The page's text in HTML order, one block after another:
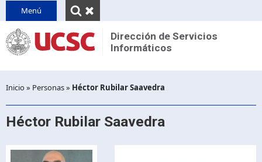
Menú
Dirección de Servicios
Informáticos
INICIO
QUIENES SOMOS
Reseña
Decretos y normativas
CONTACTO
PINVU
Inicio» Personas» Héctor Rubilar SaavedraDesplegar
Héctor Rubilar Saavedra